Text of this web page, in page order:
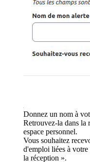
Donnez un nom à
Retrouvez-la dans la
espace personnel.
Vous souhaitez
d'emploi liées à
la réception ».